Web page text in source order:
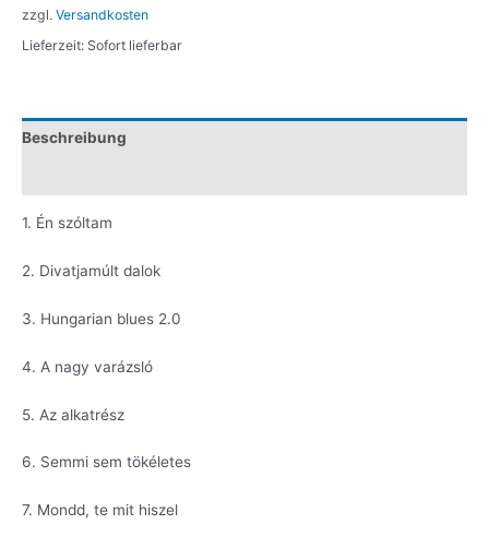
zzgl. Versandkosten
Lieferzeit: Sofort lieferbar
Beschreibung
1. Én szóltam
2. Divatjamúlt dalok
3. Hungarian blues 2.0
4. A nagy varázsló
5. Az alkatrész
6. Semmi sem tökéletes
7. Mondd, te mit hiszel